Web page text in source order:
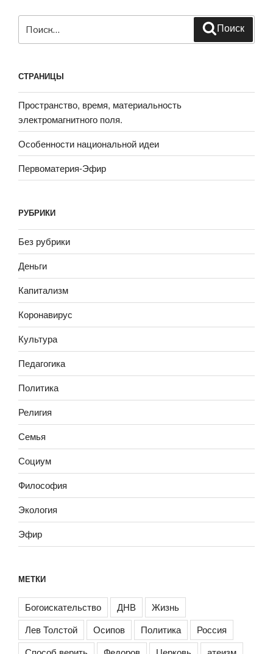
Поиск
СТРАНИЦЫ
Пространство, время, материальность
электромагнитного поля.
Особенности национальной идеи
Первоматерия-Эфир
РУБРИКИ
Без рубрики
Деньги
Капитализм
Коронавирус
Культура
Педагогика
Политика
Религия
Семья
Социум
Философия
Экология
Эфир
МЕТКИ
Богоискательство ДНВ
Жизнь
Лев Толстой
Осипов Политика
Россия